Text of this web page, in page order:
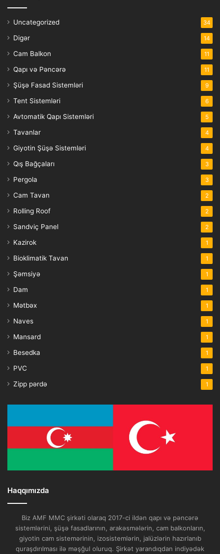
Uncategorized 34
Digər 14
Cam Balkon 11
Qapı və Pəncərə 11
Şüşə Fasad Sistemləri 9
Tent Sistemləri 6
Avtomatik Qapı Sistemləri 5
Tavanlar 4
Giyotin Şüşə Sistemləri 4
Qış Bağçaları 3
Pergola 3
Cam Tavan 2
Rolling Roof 2
Sandviç Panel 2
Kazirok 1
Bioklimatik Tavan 1
Şəmsiyə 1
Dam 1
Mətbəx 1
Naves 1
Mansard 1
Besedka 1
PVC 1
Zipp pərdə 1
Haqqımızda
Biz AMF MMC şirkəti olaraq 2017-ci ildən qapı və pəncərə
sistemlərini, şüşə fasadlarının, arakəsmələrin, cam balkonların,
giyotin cam sistemərinin, izosistemlərin, jalüzlərin hazırlanıb
quraşdırılması ilə məşğul oluruq. Şirkət yarandıqdan indiyədək